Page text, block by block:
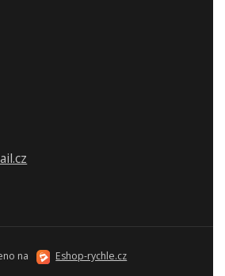
na Eshop-rychle.cz